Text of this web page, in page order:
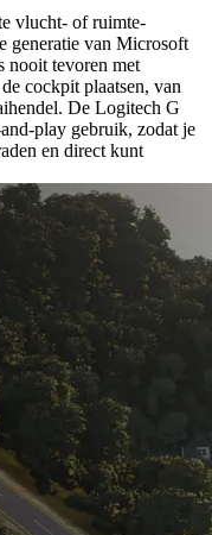
vlucht- of ruimte-
generatie van Microsoft
nooit tevoren met
cockpit plaatsen, van
De Logitech G
play gebruik, zodat je
en direct kunt